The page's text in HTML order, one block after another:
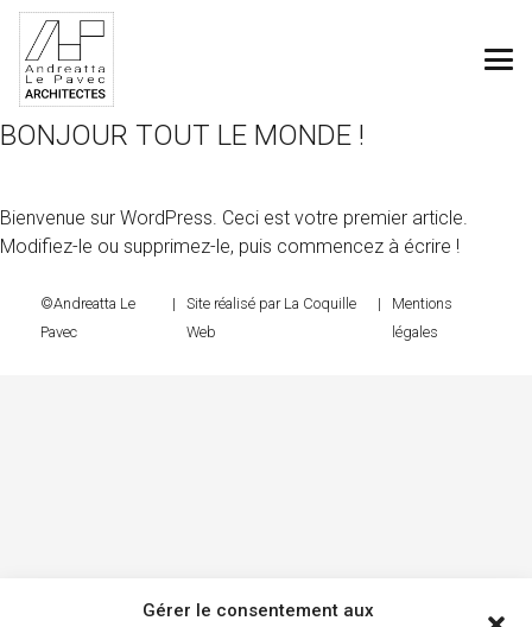
Gérer le consentement aux
BONJOUR TOUT LE MONDE !
Bienvenue sur WordPress. Ceci est votre premier article.
Modifiez-le ou supprimez-le, puis commencez à écrire !
©Andreatta Le
Pavec
Site réalisé par La Coquille
Web
Mentions
légales